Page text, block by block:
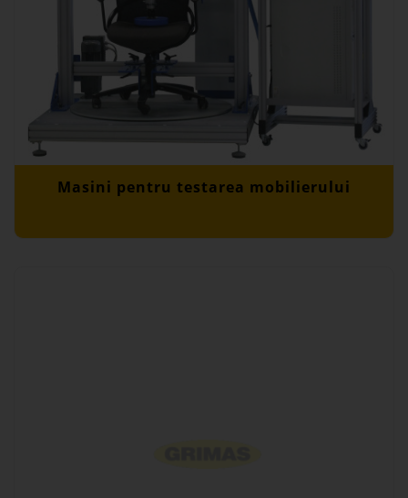
Masini pentru testarea mobilierului